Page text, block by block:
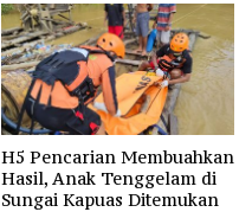
H5 Pencarian Membuahkan
Hasil, Anak Tenggelam di
Sungai Kapuas Ditemukan